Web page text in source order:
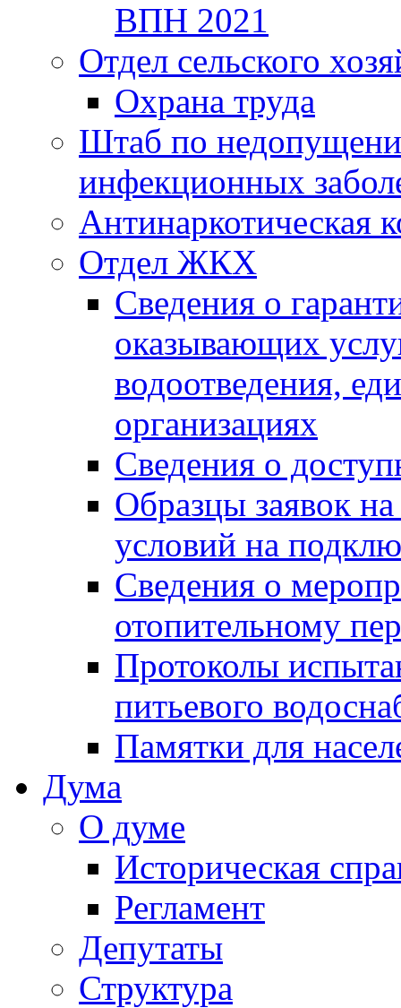
ВПН 2021
Отдел сельского
Охрана труда
Штаб по
инфекционных
Антинаркотическая
Отдел ЖКХ
Сведения о
оказывающих
водоотведения,
организациях
Сведения о
Образцы заявок
условий на
Сведения о
отопительному
Протоколы
питьевого
Памятки для
Дума
О думе
Историческая
Регламент
Депутаты
Структура